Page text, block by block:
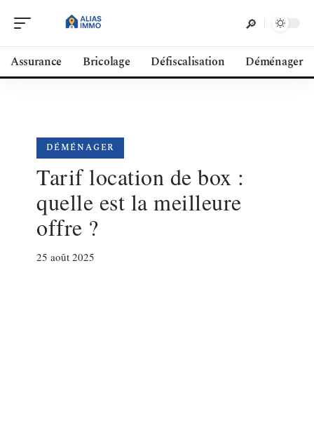
Assurance Bricolage Défiscalisation Déménager
DÉMÉNAGER
Tarif location de box :
quelle est la meilleure
offre ?
25 août 2025